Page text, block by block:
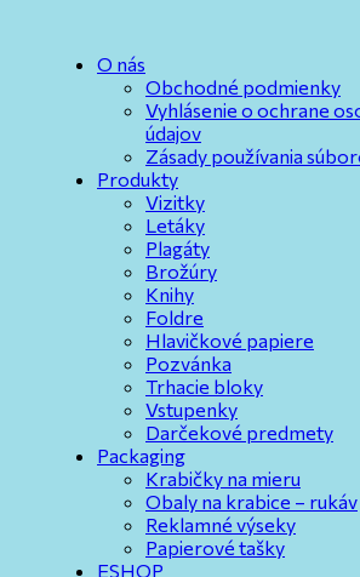
O nás
Obchodné podmienky
Vyhlásenie o ochrane
údajov
Zásady používania
Produkty
Vizitky
Letáky
Plagáty
Brožúry
Knihy
Foldre
Hlavičkové papiere
Pozvánka
Trhacie bloky
Vstupenky
Darčekové predmety
Packaging
Krabičky na mieru
Obaly na krabice – rukáv
Reklamné výseky
Papierové tašky
ESHOP